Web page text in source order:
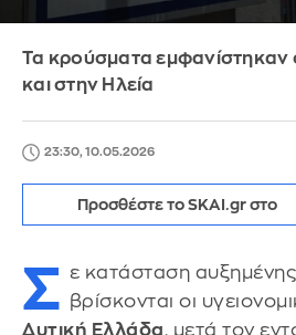
Τα κρούσματα εμφανίστηκαν
και στην Ηλεία
23:30, 10.05.2026
Προσθέστε το SKAI.gr στο
Σ ε κατάσταση
βρίσκονται οι
Δυτική Ελλάδα, μετά τον